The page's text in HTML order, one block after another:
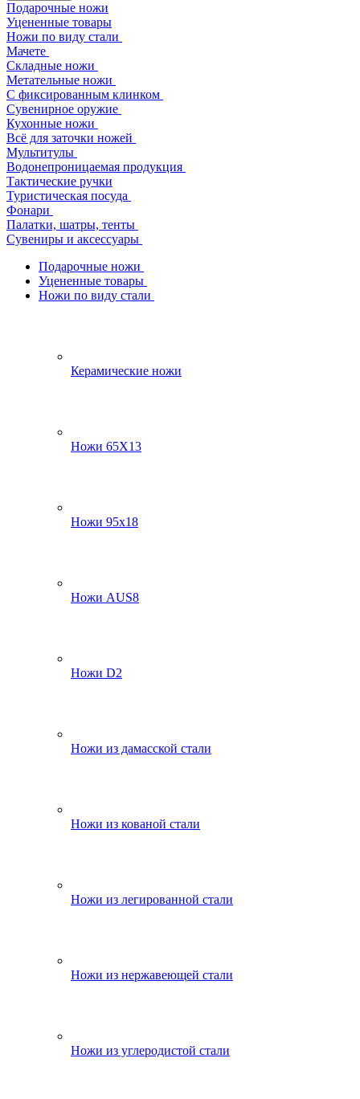
Подарочные ножи
Уцененные товары
Ножи по виду стали
Мачете
Складные ножи
Метательные ножи
С фиксированным клинком
Сувенирное оружие
Кухонные ножи
Всё для заточки ножей
Мультитулы
Водонепроницаемая продукция
Тактические ручки
Туристическая посуда
Фонари
Палатки, шатры, тенты
Сувениры и аксессуары
Подарочные ножи
Уцененные товары
Ножи по виду стали
Керамические ножи
Ножи 65Х13
Ножи 95х18
Ножи AUS8
Ножи D2
Ножи из дамасской стали
Ножи из кованой стали
Ножи из легированной стали
Ножи из нержавеющей стали
Ножи из углеродистой стали